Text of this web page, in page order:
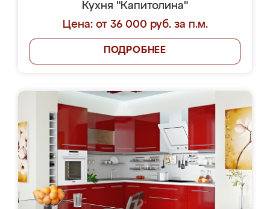
Кухня "Капитолина"
Цена: от 36 000 руб. за п.м.
ПОДРОБНЕЕ